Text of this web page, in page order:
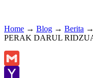
Home → Blog → Berita →
PERAK DARUL
Gmail